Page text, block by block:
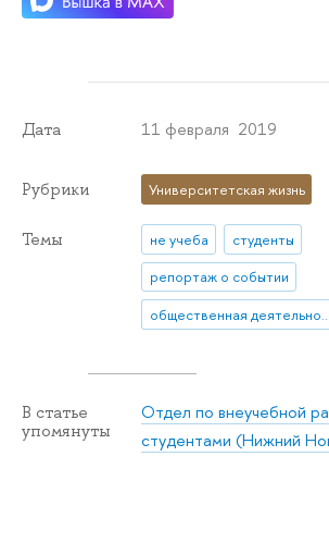
Дата 11 февраля 2019
Рубрики Университетская жизнь
Темы не учеба
студенты
репортаж о событии
общественная деятельность
В статье
упомянуты
Отдел по внеучебной
студентами (Нижний